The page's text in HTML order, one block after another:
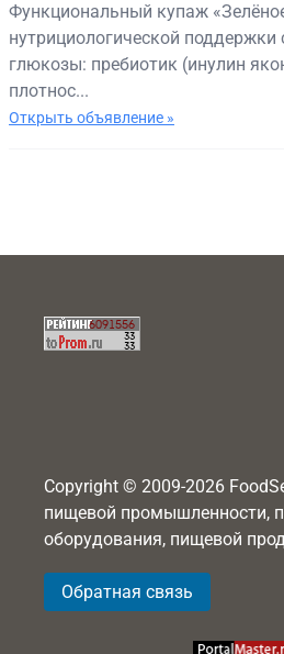
Функциональный купаж
нутрициологической поддержки
глюкозы: пребиотик (инулин
плотнос...
Открыть объявление »
Copyright © 2009-2026
пищевой промышленности,
оборудования, пищевой
Обратная связь